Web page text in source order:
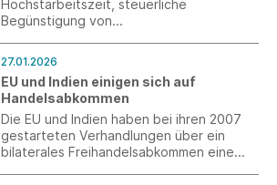
Höchstarbeitszeit, steuerliche
Begünstigung von
Gewinnung von Fachkräften aus dem
Ausland – Südwesttextil begrüßt die in
der nationalen Tourismusstrategie
enthaltenen Maßnahmen.
27.01.2026
EU und Indien einigen sich auf
Handelsabkommen
Die EU und Indien haben bei ihren 2007
gestarteten Verhandlungen über ein
bilaterales Freihandelsabkommen eine